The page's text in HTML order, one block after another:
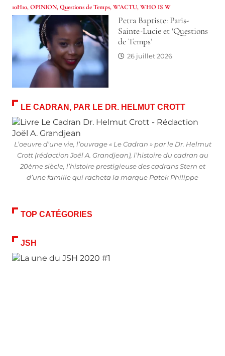
10H10,OPINION,Questions de Temps,W'ACTU,WHO IS W
Petra Baptiste: Paris-
Sainte-Lucie et ‘Questions
de Temps’
26 juillet 2026
LE CADRAN, PAR LE DR. HELMUT CROTT
L’oeuvre d’une vie, l’ouvrage « Le Cadran » par le Dr. Helmut
Crott (rédaction Joël A. Grandjean), l’histoire du cadran au
20ème siècle, l’histoire prestigieuse des cadrans Stern et
d’une famille qui racheta la marque Patek Philippe
TOP CATÉGORIES
JSH